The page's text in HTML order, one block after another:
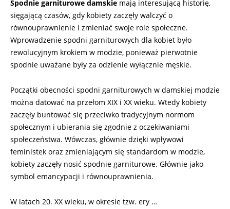
Spodnie garniturowe damskie mają interesującą historię,
sięgającą czasów, gdy kobiety zaczęły walczyć o
równouprawnienie i zmieniać swoje role społeczne.
Wprowadzenie spodni garniturowych dla kobiet było
rewolucyjnym krokiem w modzie, ponieważ pierwotnie
spodnie uważane były za odzienie wyłącznie męskie.
Początki obecności spodni garniturowych w damskiej modzie
można datować na przełom XIX i XX wieku. Wtedy kobiety
zaczęły buntować się przeciwko tradycyjnym normom
społecznym i ubierania się zgodnie z oczekiwaniami
społeczeństwa. Wówczas, głównie dzięki wpływowi
feministek oraz zmieniającym się standardom w modzie,
kobiety zaczęły nosić spodnie garniturowe. Głównie jako
symbol emancypacji i równouprawnienia.
W latach 20. XX wieku, w okresie tzw. ery …